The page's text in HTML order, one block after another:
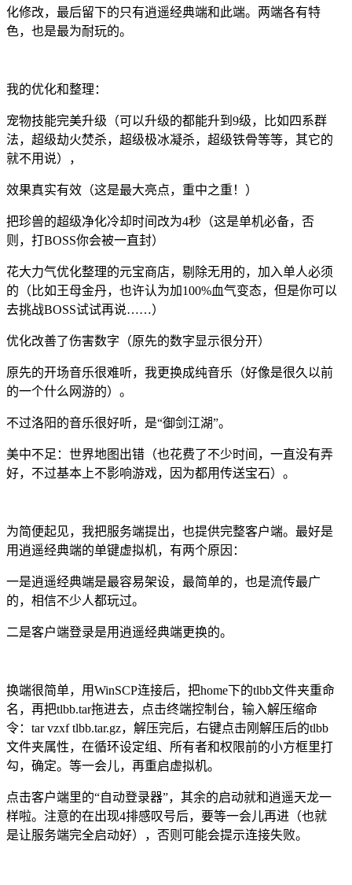
化修改，最后留下的只有逍遥经典端和此端。两端各有特
色，也是最为耐玩的。
我的优化和整理：
宠物技能完美升级（可以升级的都能升到9级，比如四系群
法，超级劫火焚杀，超级极冰凝杀，超级铁骨等等，其它的
就不用说），
效果真实有效（这是最大亮点，重中之重！）
把珍兽的超级净化冷却时间改为4秒（这是单机必备，否
则，打BOSS你会被一直封）
花大力气优化整理的元宝商店，剔除无用的，加入单人必须
的（比如王母金丹，也许认为加100%血气变态，但是你可以
去挑战BOSS试试再说……）
优化改善了伤害数字（原先的数字显示很分开）
原先的开场音乐很难听，我更换成纯音乐（好像是很久以前
的一个什么网游的）。
不过洛阳的音乐很好听，是“御剑江湖”。
美中不足：世界地图出错（也花费了不少时间，一直没有弄
好，不过基本上不影响游戏，因为都用传送宝石）。
为简便起见，我把服务端提出，也提供完整客户端。最好是
用逍遥经典端的单键虚拟机，有两个原因：
一是逍遥经典端是最容易架设，最简单的，也是流传最广
的，相信不少人都玩过。
二是客户端登录是用逍遥经典端更换的。
换端很简单，用WinSCP连接后，把home下的tlbb文件夹重命
名，再把tlbb.tar拖进去，点击终端控制台，输入解压缩命
令：tar vzxf tlbb.tar.gz，解压完后，右键点击刚解压后的tlbb
文件夹属性，在循环设定组、所有者和权限前的小方框里打
勾，确定。等一会儿，再重启虚拟机。
点击客户端里的“自动登录器”，其余的启动就和逍遥天龙一
样啦。注意的在出现4排感叹号后，要等一会儿再进（也就
是让服务端完全启动好），否则可能会提示连接失败。